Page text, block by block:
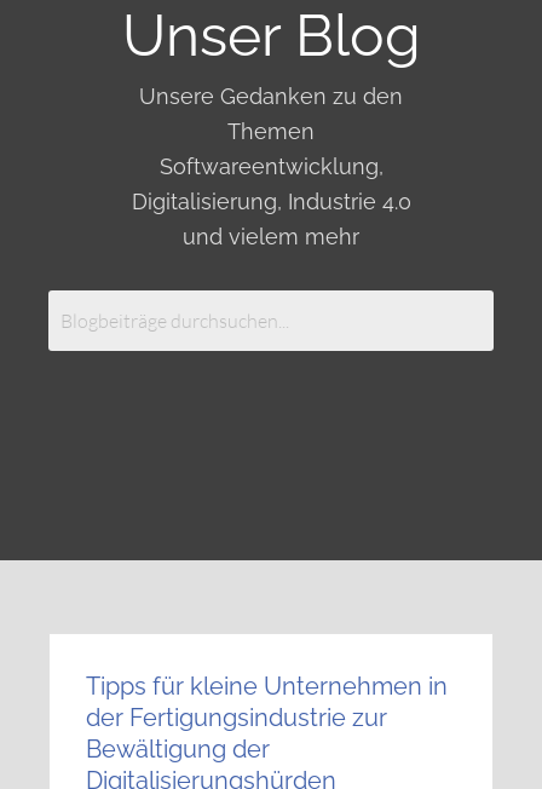
Unser Blog
Unsere Gedanken zu den
Themen
Softwareentwicklung,
Digitalisierung, Industrie 4.0
und vielem mehr
Tipps für kleine Unternehmen in
der Fertigungsindustrie zur
Bewältigung der
Digitalisierungshürden